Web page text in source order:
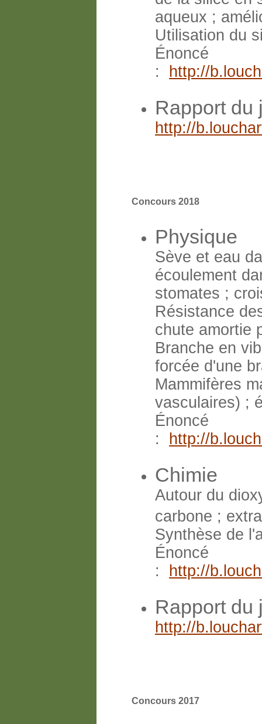
aqueux ;
Utilisation du
Énoncé
:
http://
Rapport du
http://
Concours 2018
Physique
Sève et eau
écoulement
stomates ;
Résistance
chute amortie
Branche en
forcée d'une
Mammifères
vasculaires) ;
Énoncé
:
http://
Chimie
Autour du
carbone ;
Synthèse de
Énoncé
:
http://
Rapport du
http://
Concours 2017